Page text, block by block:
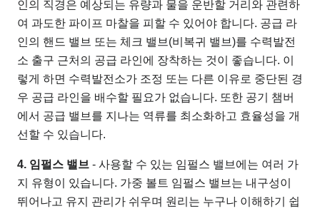
인의 직경은 예상되는 유량과 물을 운반할 거리와 관련하
여 과도한 파이프 마찰을 피할 수 있어야 합니다. 공급 라
인의 핸드 밸브 또는 체크 밸브(비복귀 밸브)를 수력발전
소 출구 근처의 공급 라인에 장착하는 것이 좋습니다. 이
렇게 하면 수력발전소가 조정 또는 다른 이유로 중단된 경
우 공급 라인을 배수할 필요가 없습니다. 또한 공기 챔버
에서 공급 밸브를 지나는 역류를 최소화하고 효율성을 개
선할 수 있습니다.
4. 임펄스 밸브 - 사용할 수 있는 임펄스 밸브에는 여러 가
지 유형이 있습니다. 가중 볼트 임펄스 밸브는 내구성이
뛰어나고 유지 관리가 쉬우며 원리는 누구나 이해하기 쉽